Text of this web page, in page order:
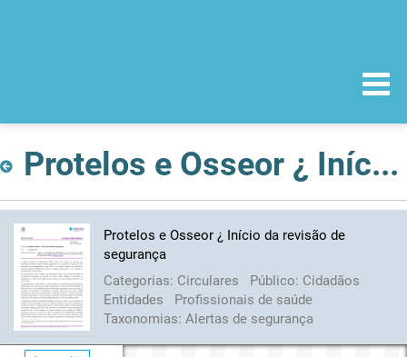
Protelos e Osseor ¿ Início da revisão de segurança
Protelos e Osseor ¿ Início da revisão de
segurança
Categorias: Circulares Público: Cidadãos
Entidades
Profissionais de saúde
Taxonomias: Alertas de segurança